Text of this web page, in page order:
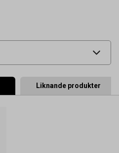
44103103
Liknande produkter